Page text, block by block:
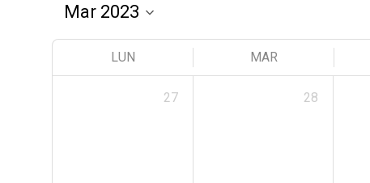
LUN MAR
27 28